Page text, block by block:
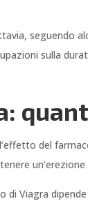
seguendo
sulla
del
Viagra